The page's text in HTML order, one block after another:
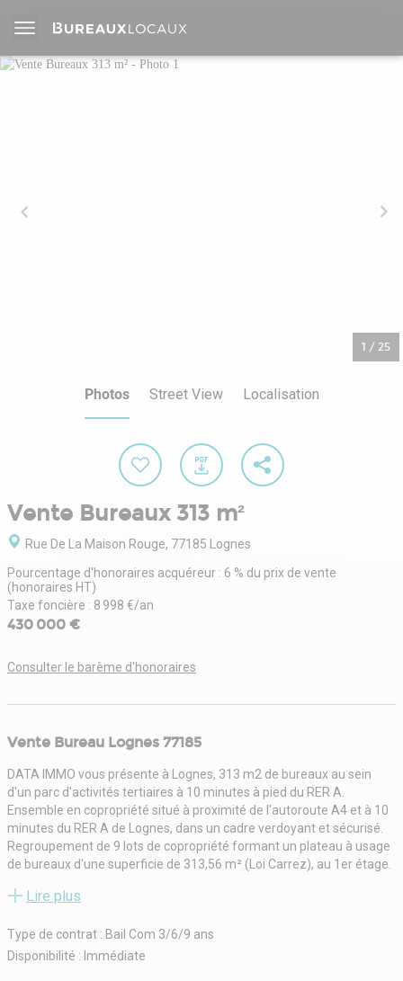
1 / 25
Photos Street View Localisation
Vente Bureaux 313 m²
Rue De La Maison Rouge, 77185 Lognes
Pourcentage d'honoraires acquéreur : 6 % du prix de vente
(honoraires HT)
Taxe foncière : 8 998 €/an
430 000 €
Consulter le barème d'honoraires
Vente Bureau Lognes 77185
DATA IMMO vous présente à Lognes, 313 m2 de bureaux au sein
d'un parc d'activités tertiaires à 10 minutes à pied du RER A.
Ensemble en copropriété situé à proximité de l'autoroute A4 et à 10
minutes du RER A de Lognes, dans un cadre verdoyant et sécurisé.
Regroupement de 9 lots de copropriété formant un plateau à usage
de bureaux d'une superficie de 313,56 m² (Loi Carrez), au 1er étage.
9 droits de stationnement
Bureaux cloisonnés (cloisons amovibles semi vitrées)
Sanitaires en parties communes
Lire plus
Type de contrat : Bail Com 3/6/9 ans
Disponibilité : Immédiate